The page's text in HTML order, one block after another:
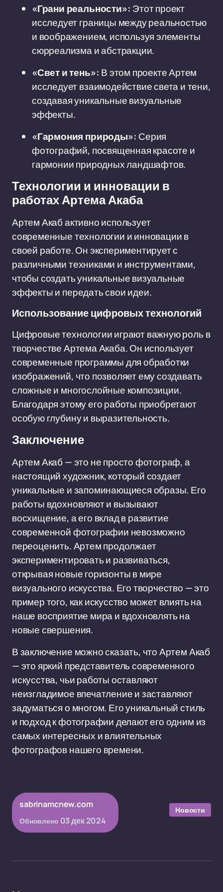
«Грани реальности»: Этот проект
исследует границы между реальностью
и воображением, используя элементы
сюрреализма и абстракции.
«Свет и тень»: В этом проекте Артем
исследует взаимодействие света и тени,
создавая уникальные визуальные
эффекты.
«Гармония природы»: Серия
фотографий, посвященная красоте и
гармонии природных ландшафтов.
Технологии и инновации в
работах Артема Акаба
Артем Акаб активно использует
современные технологии и инновации в
своей работе. Он экспериментирует с
различными техниками и инструментами,
чтобы создать уникальные визуальные
эффекты и передать свои идеи.
Использование цифровых технологий
Цифровые технологии играют важную роль в
творчестве Артема Акаба. Он использует
современные программы для обработки
изображений, что позволяет ему создавать
сложные и многослойные композиции.
Благодаря этому его работы приобретают
особую глубину и выразительность.
Заключение
Артем Акаб — это не просто фотограф, а
настоящий художник, который создает
уникальные и запоминающиеся образы. Его
работы вдохновляют и вызывают
восхищение, а его вклад в развитие
современной фотографии невозможно
переоценить. Артем продолжает
экспериментировать и развиваться,
открывая новые горизонты в мире
визуального искусства. Его творчество — это
пример того, как искусство может влиять на
наше восприятие мира и вдохновлять на
новые свершения.
В заключение можно сказать, что Артем Акаб
— это яркий представитель современного
искусства, чьи работы оставляют
неизгладимое впечатление и заставляют
задуматься о многом. Его уникальный стиль
и подход к фотографии делают его одним из
самых интересных и влиятельных
фотографов нашего времени.
sabrinamcnew.com
Обновлено 03 дек 2024
Новости